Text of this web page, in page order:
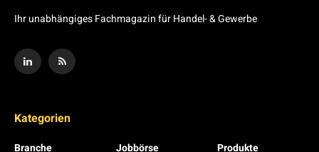
Ihr unabhängiges Fachmagazin für Handel- & Gewerbe
Kategorien
Branche Jobbörse Produkte